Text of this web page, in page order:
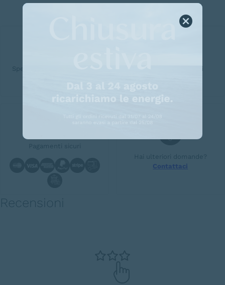
Spedizioni
5 giorni
Pagamenti sicuri
Hai ulteriori domande?
Contattaci
Recensioni